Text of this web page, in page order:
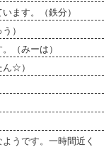
ます。（鉄分）
）
（みーは）
☆）
うです。一時間近く